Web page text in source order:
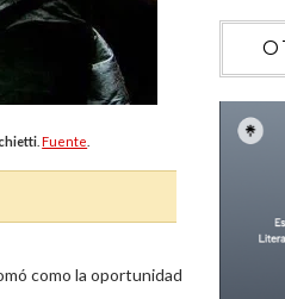
.Fuente
como la oportunidad